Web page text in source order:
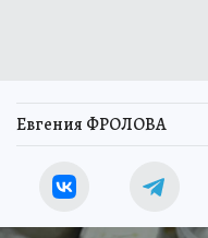
Евгения ФРОЛОВА